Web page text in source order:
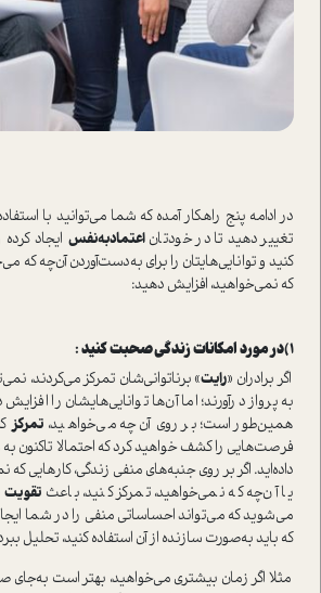
در ادامه پنج راهکار آمده که شما می‌توانید با
تغییر دهید تا در خودتاناعتماد‌به‌نفس ایجاد
کنید و توانایی‌هایتان را برای به‌دست‌آوردن آن‌چه که
که نمی‌خواهید، افزایش دهید:
1) در مورد امکانات زندگی صحبت کنید :
اگر برادران «رایت» برناتوانی‌شان تمرکز می‌کردند،
به پرواز درآورند؛ اما آن‌ها توانایی‌هایشان را
همین‌طور ا‌ست؛ بر روی آن‌چه می‌خواهید، تمرکز
فرصت‌هایی را کشف خواهید کرد که احتمالا تا‌کنون
داده‌اید. اگر بر روی جنبه‌های منفی زندگی‌، کارهایی
یا آن‌چه که نمی‌خواهید، تمرکز کنید، باعث
می‌شوید که می‌تواند احساساتی منفی را در شما
که باید به‌صورت سازنده از آن ا‌ستفاده کنید، تحلیل
مثلا اگر زمان بیشتری می‌خواهید، بهتر ا‌ست به‌جای